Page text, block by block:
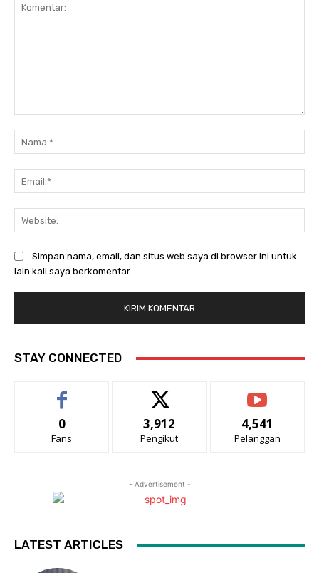
Simpan nama, email, dan situs web saya di browser ini untuk
lain kali saya berkomentar.
STAY CONNECTED
0
Fans
3,912
Pengikut
4,541
Pelanggan
- Advertisement -
LATEST ARTICLES